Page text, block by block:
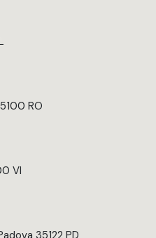
RO
VI
35122 PD